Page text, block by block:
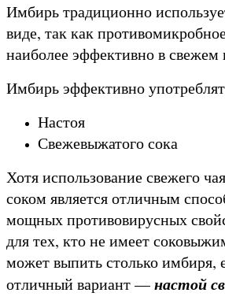
Имбирь традиционно
виде, так как
наиболее эффективно в свежем
Имбирь эффективно
Настоя
Свежевыжатого сока
Хотя использование свежего
соком является отличным
мощных противовирусных
для тех, кто не имеет
может выпить столько имбиря,
отличный вариант —настой